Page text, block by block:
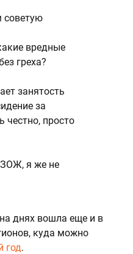
советую
вредные
греха?
занятость
за
честно, просто
я же не
днях вошла еще и в
куда можно
год.